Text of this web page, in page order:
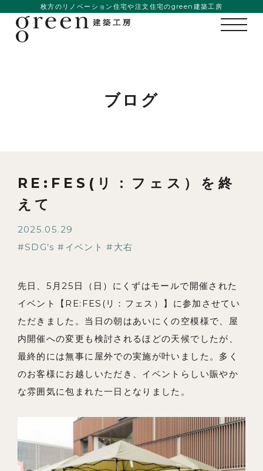
会社概要
メンバー
お知らせ
ブログ
リノベーションとは
お問い合わせ
採用情報
枚方のリノベーション住宅や注文住宅のgreen建築工房
ブログ
RE:FES(リ：フェス）を終
えて
2025.05.29
SDG’s
イベント 大右
先日、5月25日（日）にくずはモールで開催された
イベント【RE:FES(リ：フェス）】に参加させてい
ただきました。当日の朝はあいにくの空模様で、屋
内開催への変更も検討されるほどの天候でしたが、
最終的には無事に屋外での実施が叶いました。多く
のお客様にお越しいただき、イベントらしい賑やか
な雰囲気に包まれた一日となりました。